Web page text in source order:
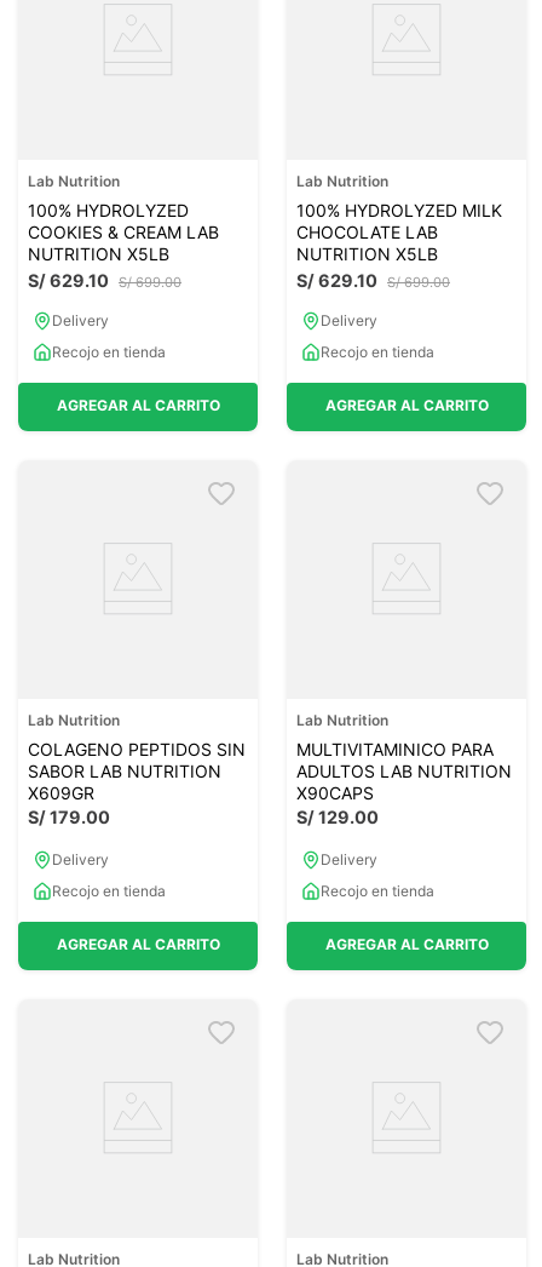
Lab Nutrition
100% HYDROLYZED
COOKIES & CREAM LAB
NUTRITION X5LB
S/ 699.00
S/629.10
Delivery
Recojo en tienda
AGREGAR AL CARRITO
Lab Nutrition
100% HYDROLYZED MILK
CHOCOLATE LAB
NUTRITION X5LB
S/ 699.00
S/629.10
Delivery
Recojo en tienda
AGREGAR AL CARRITO
Lab Nutrition
COLAGENO PEPTIDOS SIN
SABOR LAB NUTRITION
X609GR
S/179.00
Delivery
Recojo en tienda
AGREGAR AL CARRITO
Lab Nutrition
MULTIVITAMINICO PARA
ADULTOS LAB NUTRITION
X90CAPS
S/129.00
Delivery
Recojo en tienda
AGREGAR AL CARRITO
Lab Nutrition Lab Nutrition